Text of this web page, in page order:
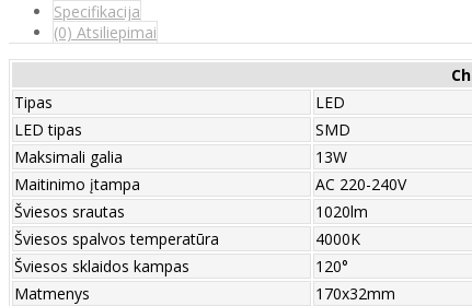
Specifikacija
(0) Atsiliepimai
Tipas
LED
LED tipas
SMD
Maksimali galia
13W
Maitinimo įtampa
AC 220-240V
Šviesos srautas
1020lm
Šviesos spalvos temperatūra
4000K
Šviesos sklaidos kampas
120°
Matmenys
170x32mm